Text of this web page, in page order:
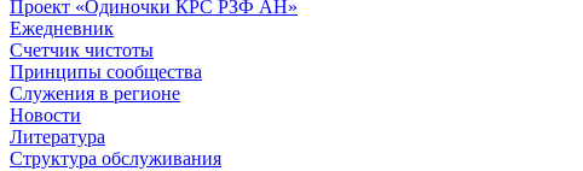
Проект «Одиночки КРС РЗФ АН»
Ежедневник
Счетчик чистоты
Принципы сообщества
Служения в регионе
Новости
Литература
Структура обслуживания